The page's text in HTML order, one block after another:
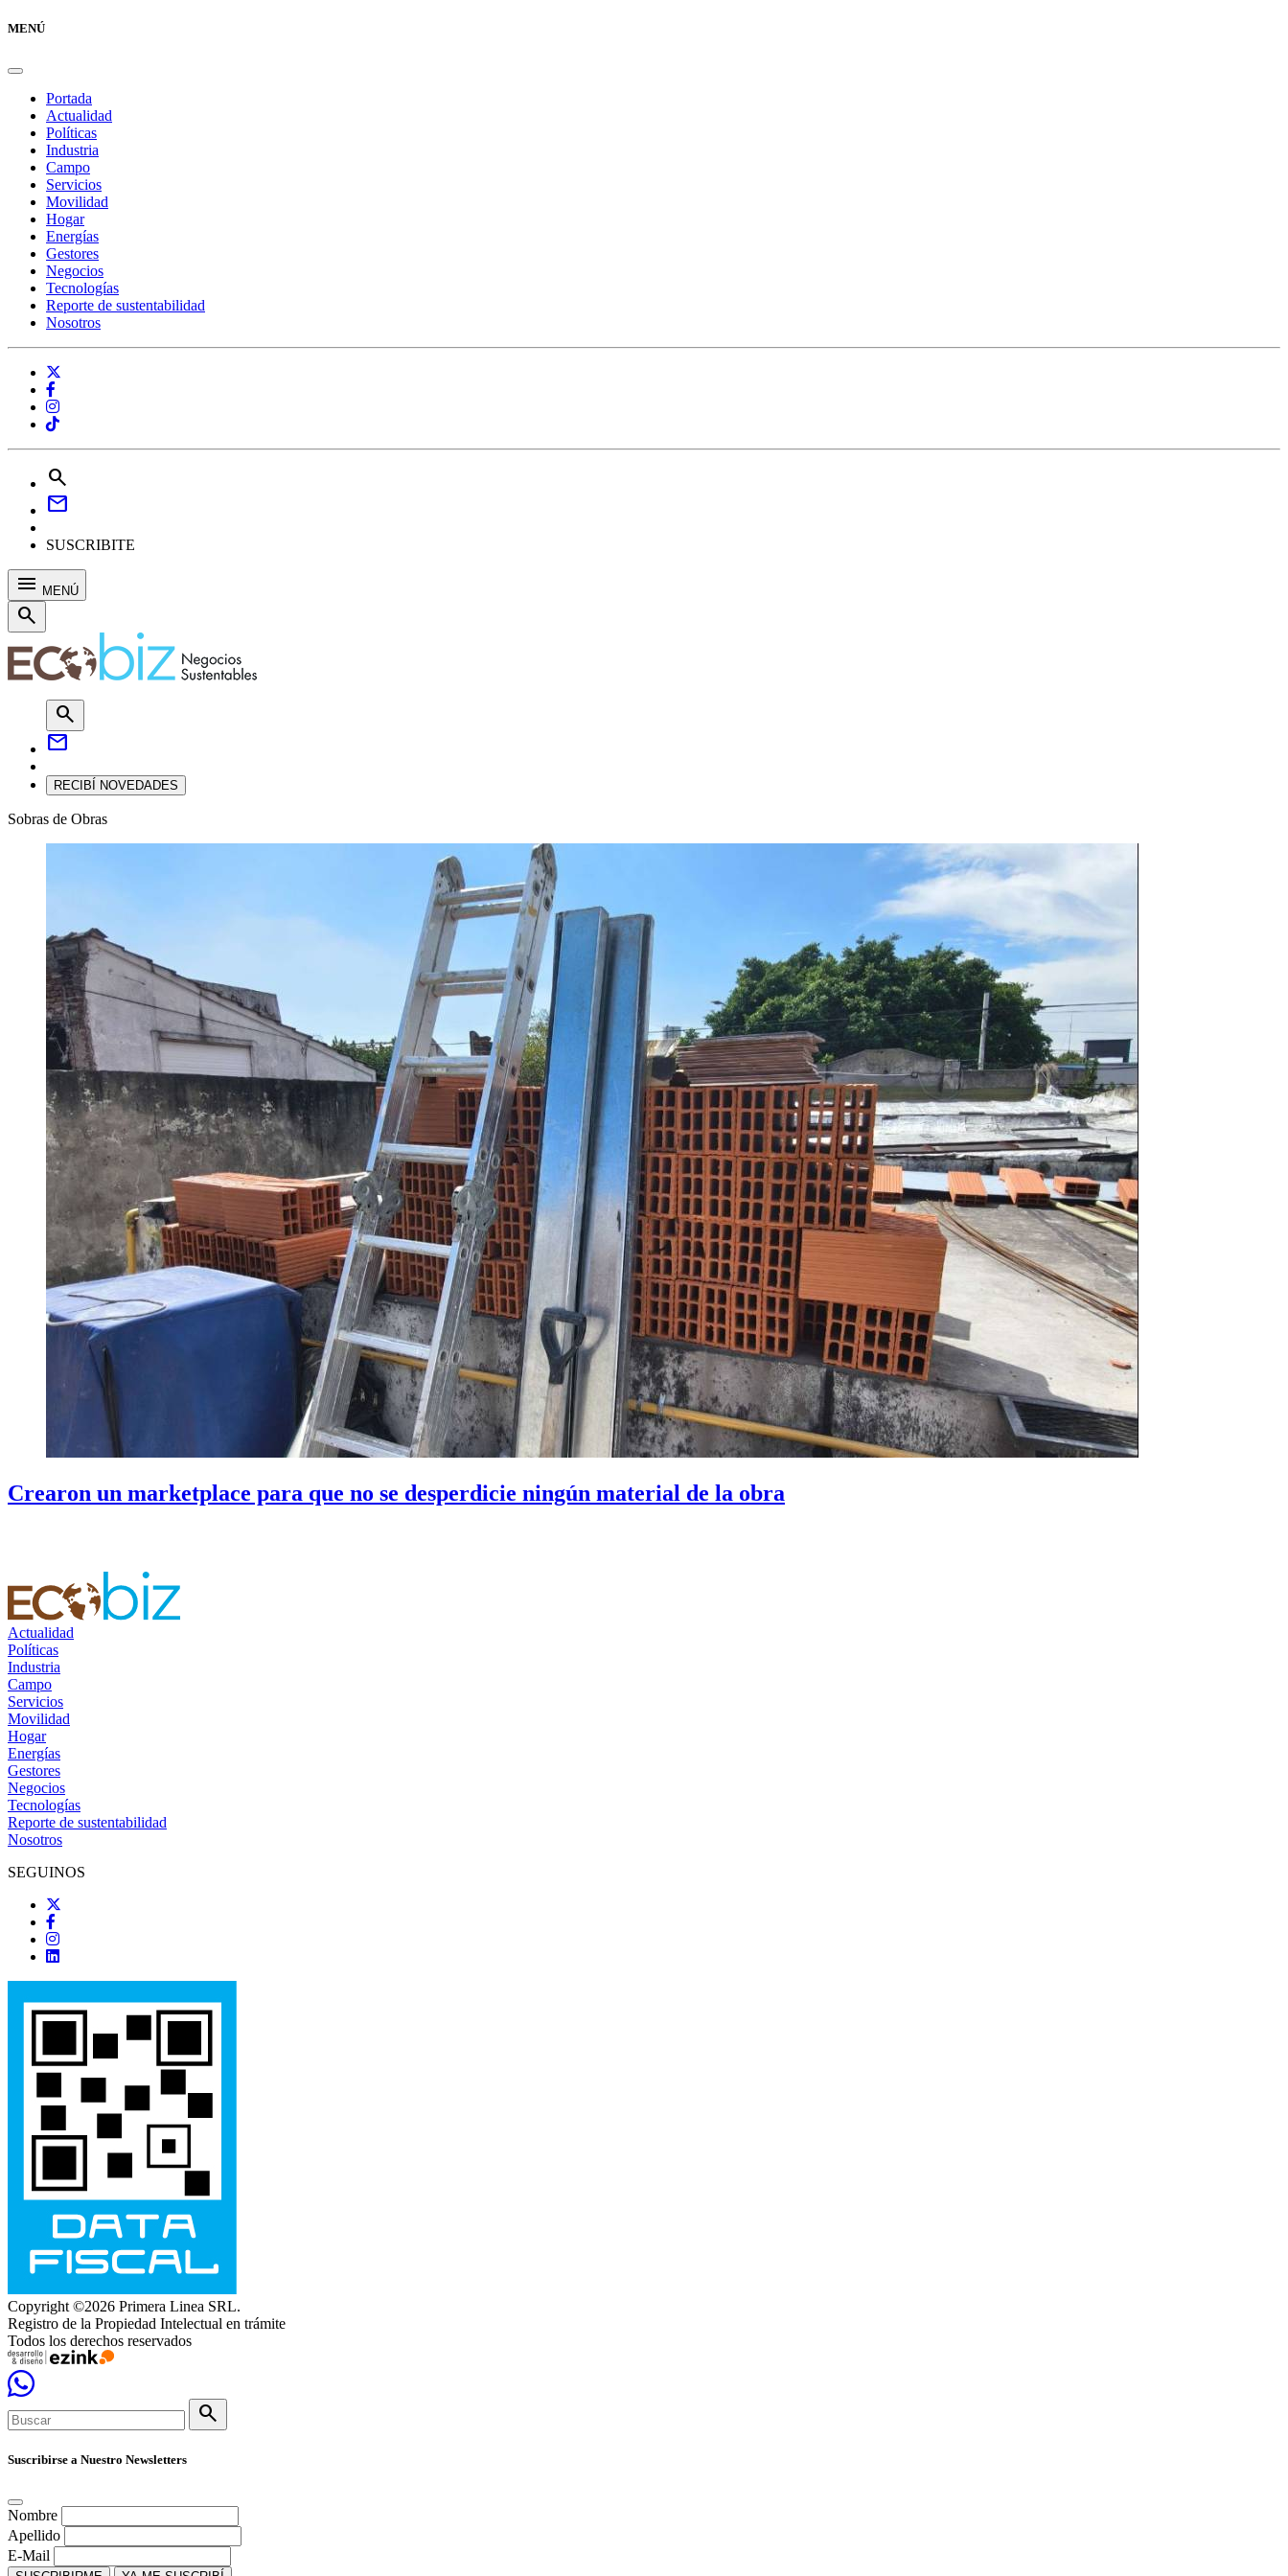
MENÚ
Portada
Actualidad
Políticas
Industria
Campo
Servicios
Movilidad
Hogar
Energías
Gestores
Negocios
Tecnologías
Reporte de sustentabilidad
Nosotros
search
mail
SUSCRIBITE
menu MENÚ
search
search
mail
RECIBÍ NOVEDADES
Sobras de Obras
Crearon un marketplace para que no se desperdicie ningún material de la obra
Actualidad
Políticas
Industria
Campo
Servicios
Movilidad
Hogar
Energías
Gestores
Negocios
Tecnologías
Reporte de sustentabilidad
Nosotros
SEGUINOS
Copyright ©2026 Primera Linea SRL.
Registro de la Propiedad Intelectual en trámite
Todos los derechos reservados
search
Suscribirse a Nuestro Newsletters
Nombre
Apellido
E-Mail